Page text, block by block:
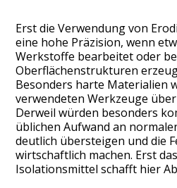
Erst die Verwendung von
eine hohe Präzision, wenn
Werkstoffe bearbeitet oder
Oberflächenstrukturen
Besonders harte Materialien
verwendeten Werkzeuge
Derweil würden besonders
üblichen Aufwand an
deutlich übersteigen und die
wirtschaftlich machen. Erst
Isolationsmittel schafft hier